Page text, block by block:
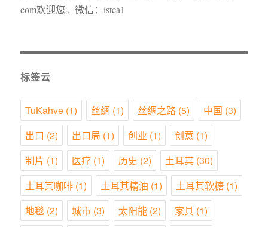
com欢迎您。微信：istca1
标签云
TuKahve (1) 丝绸 (1) 丝绸之路 (5) 中国 (3)
出口 (2) 出口局 (1) 创业 (1) 创意 (1)
制片 (1) 医疗 (1) 历史 (2) 土耳其 (30)
土耳其咖啡 (1) 土耳其精油 (1) 土耳其软糖 (1)
地毯 (2) 城市 (3) 太阳能 (2) 家具 (1)